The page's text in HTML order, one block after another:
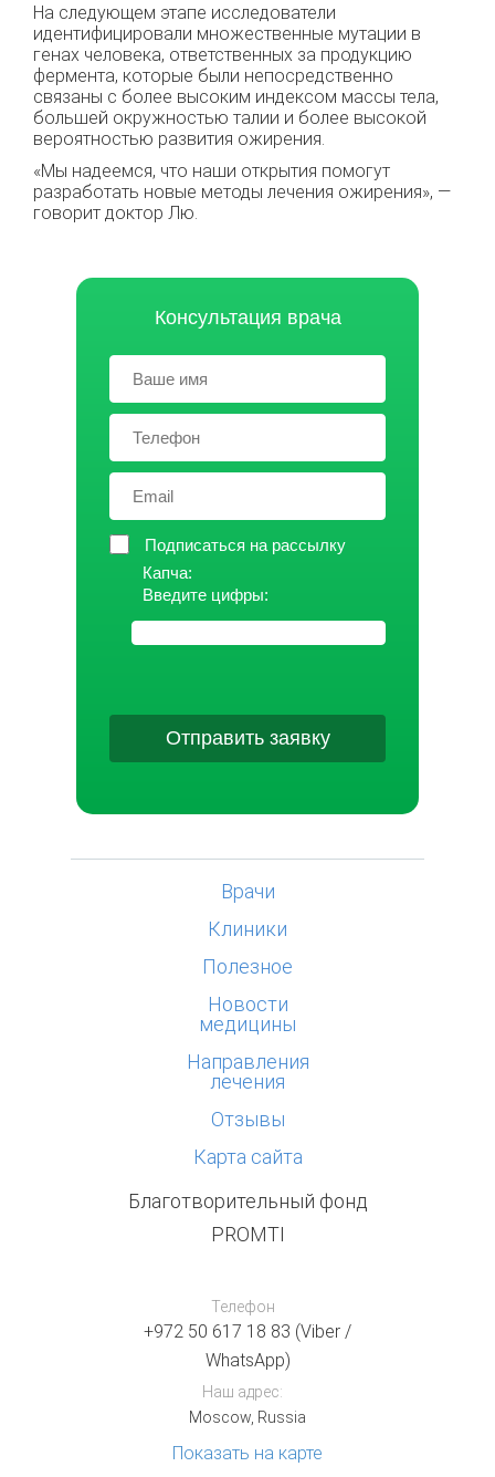
На следующем этапе исследователи
идентифицировали множественные мутации в
генах человека, ответственных за продукцию
фермента, которые были непосредственно
связаны с более высоким индексом массы тела,
большей окружностью талии и более высокой
вероятностью развития ожирения.
«Мы надеемся, что наши открытия помогут
разработать новые методы лечения ожирения», —
говорит доктор Лю.
Консультация врача
Подписаться на рассылку
Капча:
Введите цифры:
Отправить заявку
Телефон
+972 50 617 18 83 (Viber /
WhatsApp)
Наш адрес:
Moscow, Russia
Показать на карте
Врачи
Клиники
Полезное
Новости
медицины
Направления
лечения
Отзывы
Карта сайта
Благотворительный фонд
PROMTI